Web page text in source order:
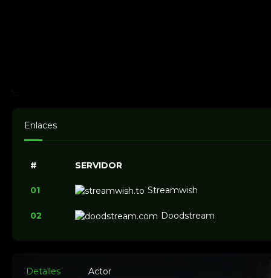
Enlaces
# SERVIDOR
01 Streamwish
02 Doodstream
Detalles Actor